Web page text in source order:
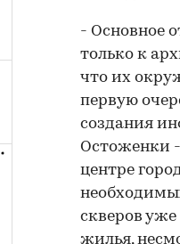
- Основное
только к
что их
первую
создания
Остоженки
центре
скверов
жилья,